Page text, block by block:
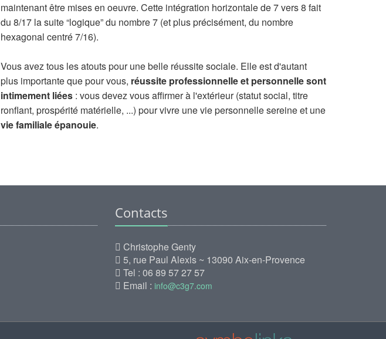
maintenant être mises en oeuvre. Cette intégration horizontale de 7 vers 8 fait
du 8/17 la suite “logique” du nombre 7 (et plus précisément, du nombre
hexagonal centré 7/16).
Vous avez tous les atouts pour une belle réussite sociale. Elle est d'autant
plus importante que pour vous, réussite professionnelle et personnelle sont
intimement liées : vous devez vous affirmer à l'extérieur (statut social, titre
ronflant, prospérité matérielle, ...) pour vivre une vie personnelle sereine et une
vie familiale épanouie.
Contacts
Christophe Genty
5, rue Paul Alexis ~ 13090 Aix-en-Provence
Tel : 06 89 57 27 57
Email : info@c3g7.com